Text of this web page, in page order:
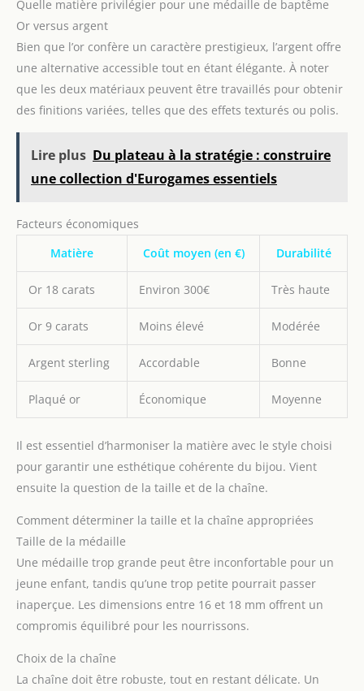
Quelle matière privilégier pour une médaille de baptême
Or versus argent
Bien que l’or confère un caractère prestigieux, l’argent offre
une alternative accessible tout en étant élégante. À noter
que les deux matériaux peuvent être travaillés pour obtenir
des finitions variées, telles que des effets texturés ou polis.
Lire plus Du plateau à la stratégie : construire
une collection d'Eurogames essentiels
Facteurs économiques
Matière
Coût moyen (en €) Durabilité
Or 18 carats Environ 300€ Très haute
Or 9 carats Moins élevé Modérée
Argent sterling Accordable Bonne
Plaqué or Économique Moyenne
Il est essentiel d’harmoniser la matière avec le style choisi
pour garantir une esthétique cohérente du bijou. Vient
ensuite la question de la taille et de la chaîne.
Comment déterminer la taille et la chaîne appropriées
Taille de la médaille
Une médaille trop grande peut être inconfortable pour un
jeune enfant, tandis qu’une trop petite pourrait passer
inaperçue. Les dimensions entre 16 et 18 mm offrent un
compromis équilibré pour les nourrissons.
Choix de la chaîne
La chaîne doit être robuste, tout en restant délicate. Un